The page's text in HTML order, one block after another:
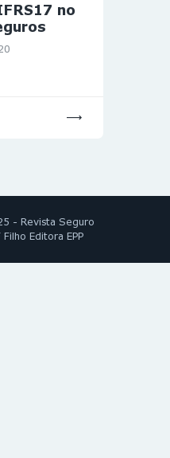
no
- Revista Seguro
Editora EPP